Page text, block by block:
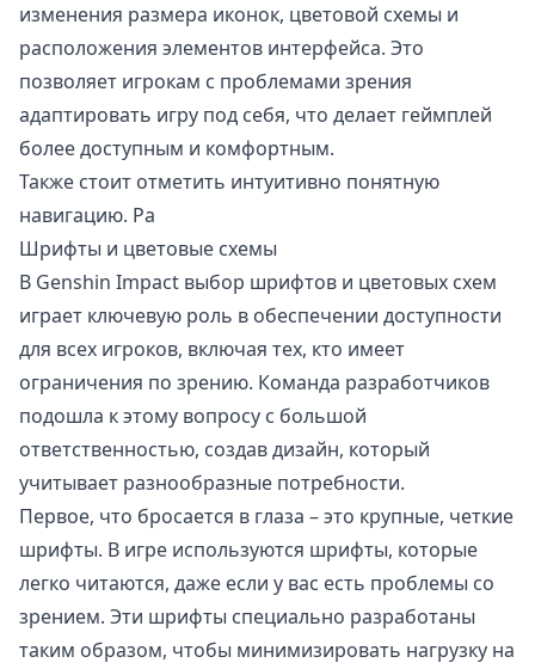
изменения размера иконок, цветовой схемы и
расположения элементов интерфейса. Это
позволяет игрокам с проблемами зрения
адаптировать игру под себя, что делает геймплей
более доступным и комфортным.
Также стоит отметить интуитивно понятную
навигацию. Ра
Шрифты и цветовые схемы
В Genshin Impact выбор шрифтов и цветовых схем
играет ключевую роль в обеспечении доступности
для всех игроков, включая тех, кто имеет
ограничения по зрению. Команда разработчиков
подошла к этому вопросу с большой
ответственностью, создав дизайн, который
учитывает разнообразные потребности.
Первое, что бросается в глаза – это крупные, четкие
шрифты. В игре используются шрифты, которые
легко читаются, даже если у вас есть проблемы со
зрением. Эти шрифты специально разработаны
таким образом, чтобы минимизировать нагрузку на